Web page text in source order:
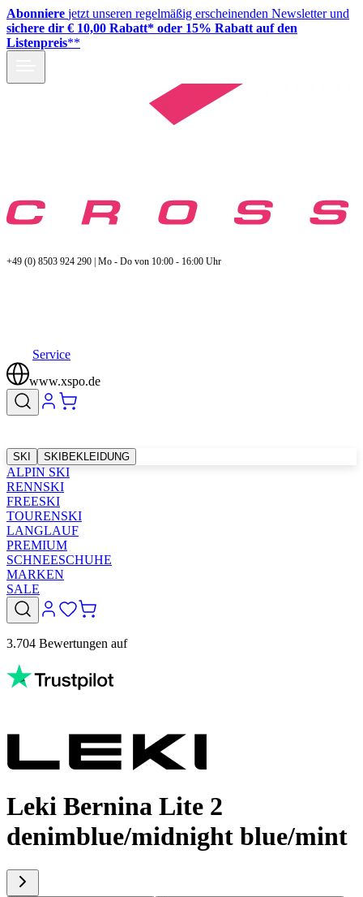
Abonniere jetzt unseren regelmäßig erscheinenden Newsletter und
sichere dir € 10,00 Rabatt* oder 15% Rabatt auf den
Listenpreis**
+49 (0) 8503 924 290 | Mo - Do von 10:00 - 16:00 Uhr
Service
www.xspo.de
SKI SKIBEKLEIDUNG
ALPIN SKI
RENNSKI
FREESKI
TOURENSKI
LANGLAUF
PREMIUM
SCHNEESCHUHE
MARKEN
SALE
3.704 Bewertungen auf
Leki Bernina Lite 2
denimblue/midnight blue/mint